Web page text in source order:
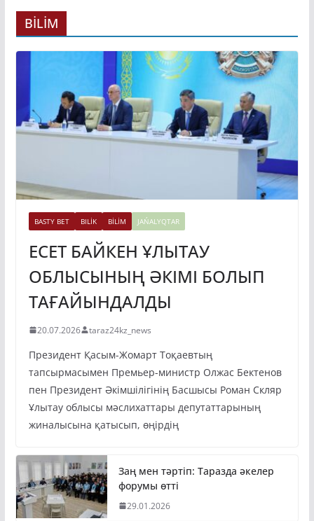
BİLİM
BASTY BET BILİK BİLİM JAŃALYQTAR
ЕСЕТ БАЙКЕН ҰЛЫТАУ
ОБЛЫСЫНЫҢ ӘКІМІ БОЛЫП
ТАҒАЙЫНДАЛДЫ
20.07.2026 taraz24kz_news
Президент Қасым-Жомарт Тоқаевтың
тапсырмасымен Премьер-министр Олжас Бектенов
пен Президент Әкімшілігінің Басшысы Роман Скляр
Ұлытау облысы мәслихаттары депутаттарының
жиналысына қатысып, өңірдің
Заң мен тәртіп: Таразда әкелер
форумы өтті
29.01.2026